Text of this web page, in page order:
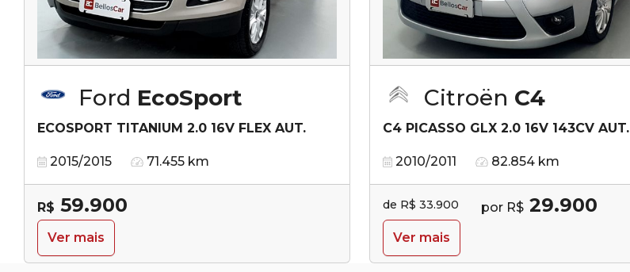
Ford EcoSport
ECOSPORT TITANIUM 2.0 16V FLEX AUT.
2015/2015 71.455 km
R$ 59.900
Ver mais
Citroën C4
C4 PICASSO GLX 2.0 16V 143CV AUT.
2010/2011 82.854 km
de R$ 33.900 por R$ 29.900
Ver mais